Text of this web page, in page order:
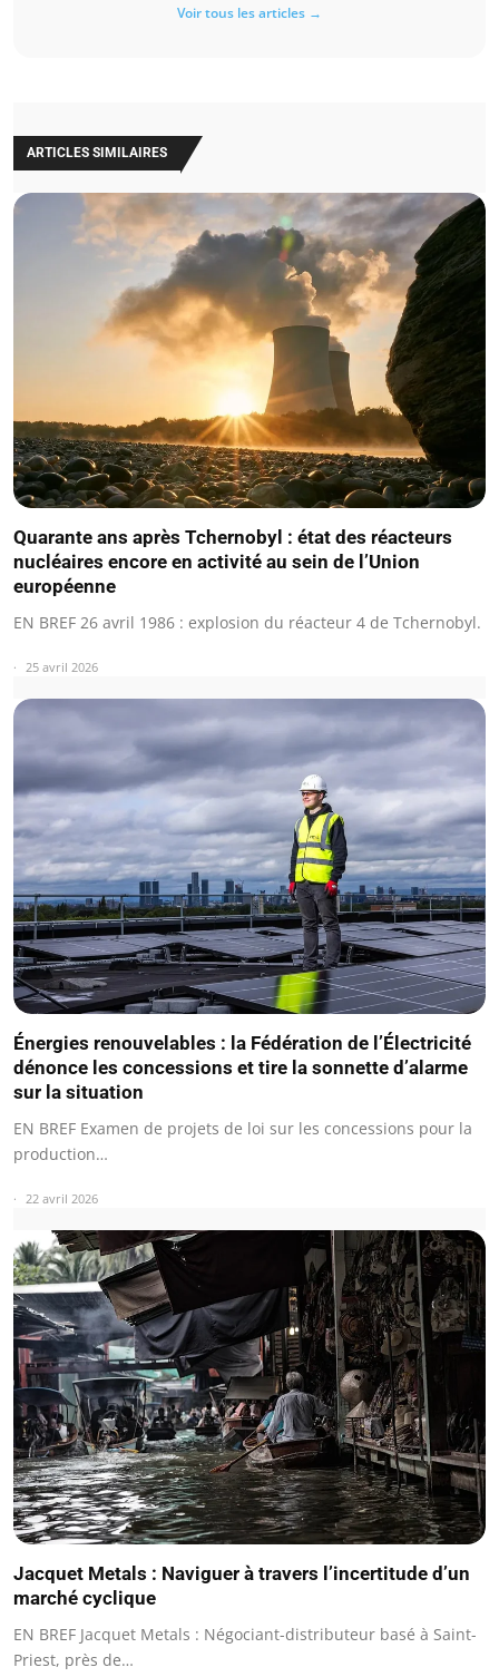
Voir tous les articles →
ARTICLES SIMILAIRES
Quarante ans après Tchernobyl : état des réacteurs
nucléaires encore en activité au sein de l’Union
européenne
EN BREF 26 avril 1986 : explosion du réacteur 4 de Tchernobyl.
25 avril 2026
Énergies renouvelables : la Fédération de l’Électricité
dénonce les concessions et tire la sonnette d’alarme
sur la situation
EN BREF Examen de projets de loi sur les concessions pour la
production…
22 avril 2026
Jacquet Metals : Naviguer à travers l’incertitude d’un
marché cyclique
EN BREF Jacquet Metals : Négociant-distributeur basé à Saint-
Priest, près de…